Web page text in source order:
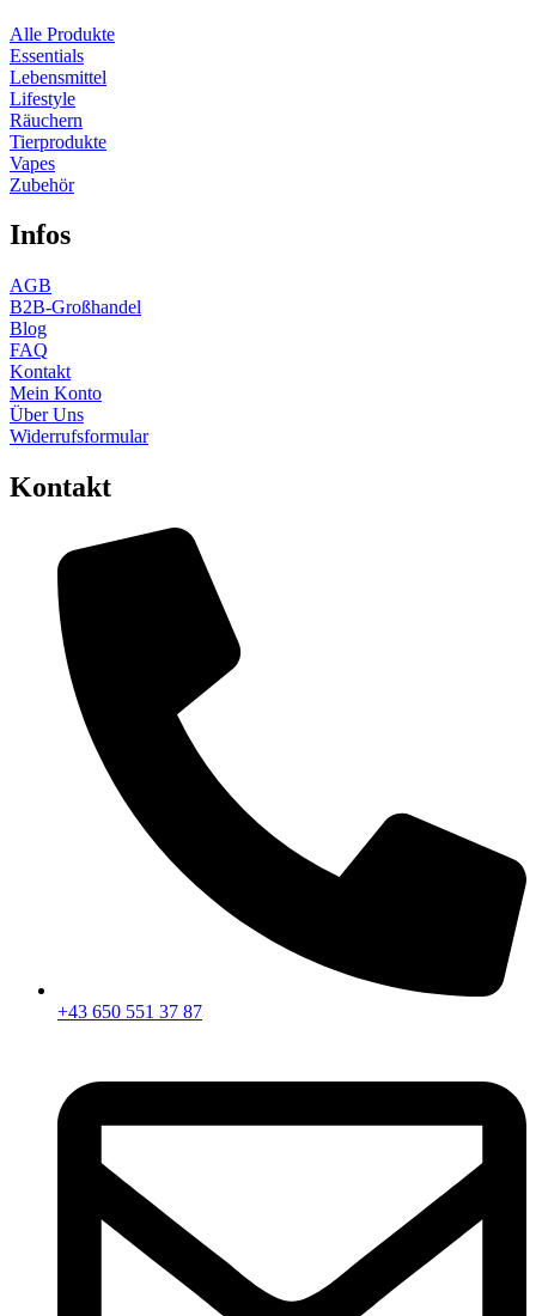
Alle Produkte
Essentials
Lebensmittel
Lifestyle
Räuchern
Tierprodukte
Vapes
Zubehör
Infos
AGB
B2B-Großhandel
Blog
FAQ
Kontakt
Mein Konto
Über Uns
Widerrufsformular
Kontakt
+43 650 551 37 87